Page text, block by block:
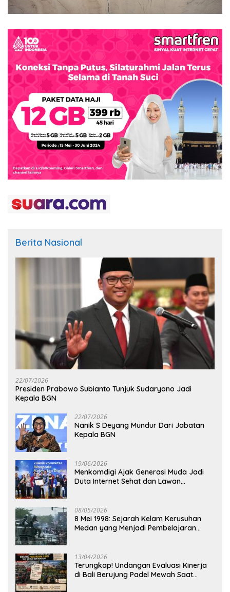
Berita Nasional
22/07/2026
Presiden Prabowo Subianto Tunjuk Sudaryono Jadi
Kepala BGN
22/07/2026
Nanik S Deyang Mundur Dari Jabatan
Kepala BGN
19/06/2026
Menkomdigi Ajak Generasi Muda Jadi
Duta Internet Sehat dan Lawan
08/05/2026
8 Mei 1998: Sejarah Kelam Kerusuhan
Medan yang Menjadi Pembelajaran
13/04/2026
Terungkap! Undangan Evaluasi Kinerja
di Bali Berujung Padel Mewah Saat